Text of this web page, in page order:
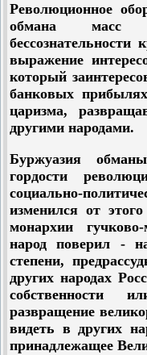
Революционное
обмана масс
выражение
который
банковых
царизма,
другими народами.
Буржуазия
гордости
социально-
изменился от
монархии
народ поверил -
степени,
других народах
собственности
развращение
видеть в других
принадлежащее